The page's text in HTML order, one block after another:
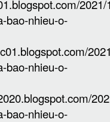
bao-nhieu-o-
bao-nhieu-o-
bao-nhieu-o-